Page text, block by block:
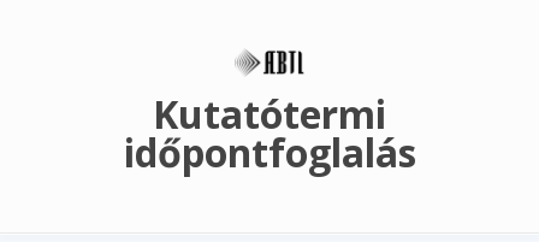
Kutatótermi
időpontfoglalás